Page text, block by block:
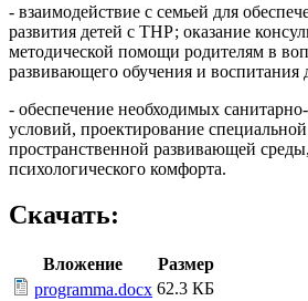
- взаимодействие с семьей для
развития детей с ТНР; оказание
методической помощи родителям в
развивающего обучения и воспитания
- обеспечение необходимых
условий, проектирование
пространственной развивающей
психологического комфорта.
Скачать:
Вложение
Размер
programma.docx 62.3 КБ